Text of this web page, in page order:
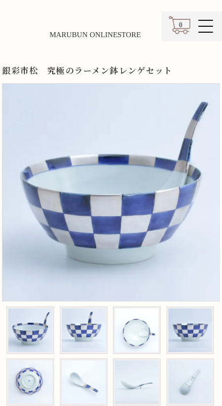
0
カート
MARUBUN ONLINESTORE
銀彩市松 究極のラーメン鉢レンゲセット